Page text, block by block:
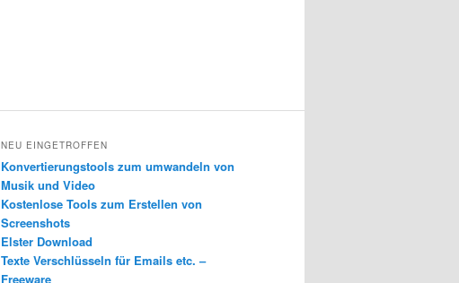
NEU EINGETROFFEN
Konvertierungstools zum umwandeln von
Musik und Video
Kostenlose Tools zum Erstellen von
Screenshots
Elster Download
Texte Verschlüsseln für Emails etc. –
Freeware